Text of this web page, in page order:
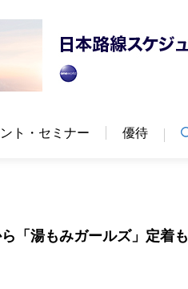
ト・セミナー 優待
「湯もみガールズ」定着も